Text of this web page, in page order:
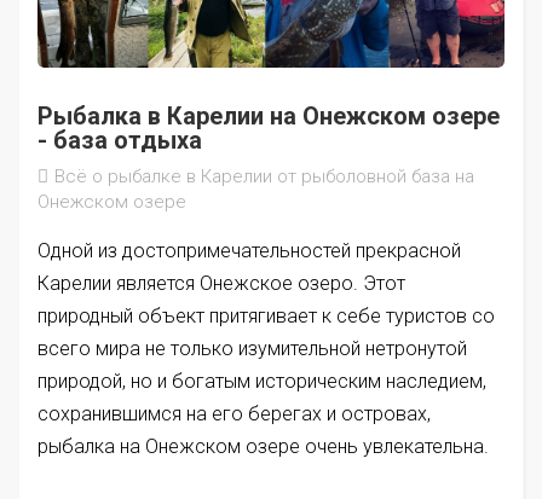
Рыбалка в Карелии на Онежском озере
- база отдыха
Всё о рыбалке в Карелии от рыболовной база на
Онежском озере
Одной из достопримечательностей прекрасной
Карелии является Онежское озеро. Этот
природный объект притягивает к себе туристов со
всего мира не только изумительной нетронутой
природой, но и богатым историческим наследием,
сохранившимся на его берегах и островах,
рыбалка на Онежском озере очень увлекательна.